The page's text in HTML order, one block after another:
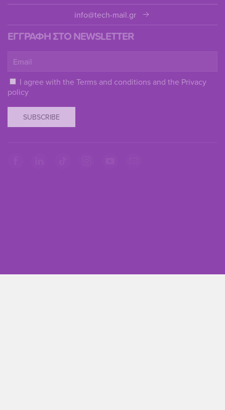
info@tech-mail.gr
ΕΓΓΡΑΦΗ ΣΤΟ NEWSLETTER
I agree with the Terms and conditions and the Privacy
policy
SUBSCRIBE